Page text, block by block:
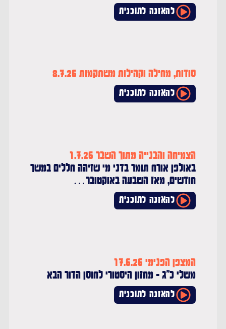
להאזנה לתוכנית
סודות, מחילה וקהילות משתקמות 8.7.26
להאזנה לתוכנית
הצמיחה והבנייה מתוך השבר 1.7.26
באולפן אורח תומר בדני מי שזיהה חללים במשך
חודשים, מאז השבעה באוקטובר…
להאזנה לתוכנית
המצפן הפנימי 17.6.26
משלי כ"ג - מחזון היסטורי לחוסן הדור הבא
להאזנה לתוכנית